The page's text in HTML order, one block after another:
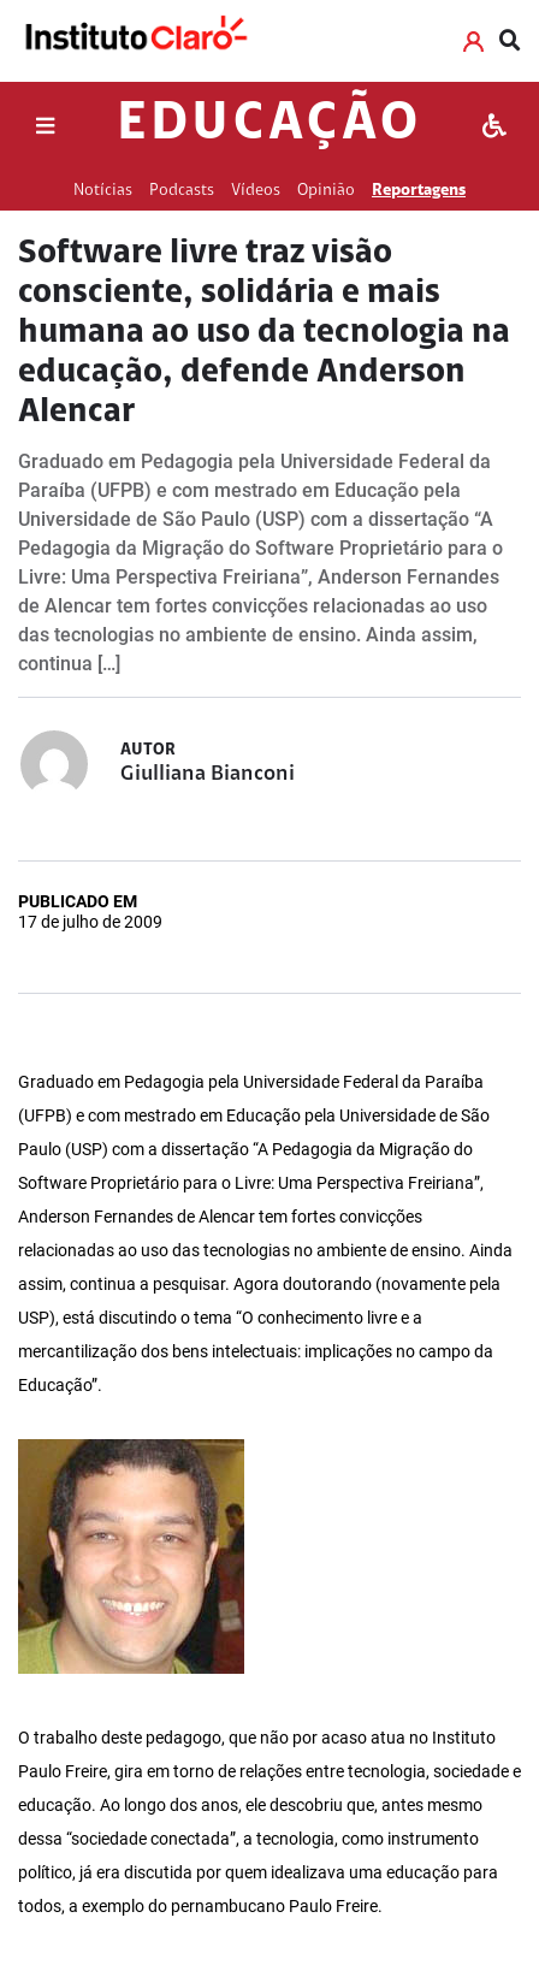
EDUCAÇÃO
Notícias Podcasts Vídeos Opinião Reportagens
Software livre traz visão
consciente, solidária e mais
humana ao uso da tecnologia na
educação, defende Anderson
Alencar
Graduado em Pedagogia pela Universidade Federal da
Paraíba (UFPB) e com mestrado em Educação pela
Universidade de São Paulo (USP) com a dissertação “A
Pedagogia da Migração do Software Proprietário para o
Livre: Uma Perspectiva Freiriana”, Anderson Fernandes
de Alencar tem fortes convicções relacionadas ao uso
das tecnologias no ambiente de ensino. Ainda assim,
continua […]
AUTOR
Giulliana Bianconi
PUBLICADO EM
17 de julho de 2009
Graduado em Pedagogia pela Universidade Federal da Paraíba
(UFPB) e com mestrado em Educação pela Universidade de São
Paulo (USP) com a dissertação “A Pedagogia da Migração do
Software Proprietário para o Livre: Uma Perspectiva Freiriana”,
Anderson Fernandes de Alencar tem fortes convicções
relacionadas ao uso das tecnologias no ambiente de ensino. Ainda
assim, continua a pesquisar. Agora doutorando (novamente pela
USP), está discutindo o tema “O conhecimento livre e a
mercantilização dos bens intelectuais: implicações no campo da
Educação”.
O trabalho deste pedagogo, que não por acaso atua no Instituto
Paulo Freire, gira em torno de relações entre tecnologia, sociedade e
educação. Ao longo dos anos, ele descobriu que, antes mesmo
dessa “sociedade conectada”, a tecnologia, como instrumento
político, já era discutida por quem idealizava uma educação para
todos, a exemplo do pernambucano Paulo Freire.